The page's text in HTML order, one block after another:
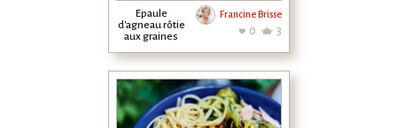
Epaule
d'agneau rôtie
aux graines
aubergines
Francine Brisse
0 3